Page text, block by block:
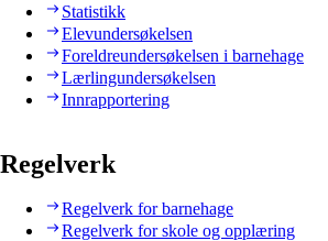
Statistikk
Elevundersøkelsen
Foreldreundersøkelsen i barnehage
Lærlingundersøkelsen
Innrapportering
Regelverk
Regelverk for barnehage
Regelverk for skole og opplæring